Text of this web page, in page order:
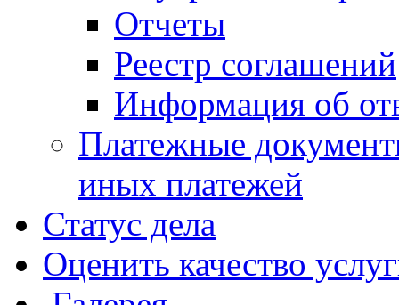
Отчеты
Реестр соглашений
Информация об
Платежные
иных платежей
Статус дела
Оценить качество